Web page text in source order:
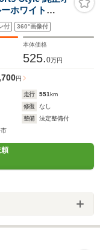
ホワイト
ベルリナ黒色
コ LEDスカ
付 360°画像付
本体価格
525.0万円
円
走行 551km
修復
なし
整備
法定整備付